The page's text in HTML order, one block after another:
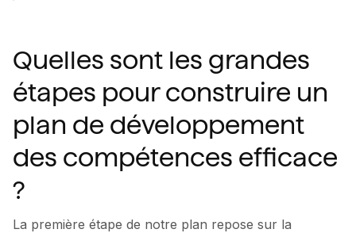
Quelles sont les grandes
étapes pour construire un
plan de développement
des compétences efficace
?
La première étape de notre plan repose sur la